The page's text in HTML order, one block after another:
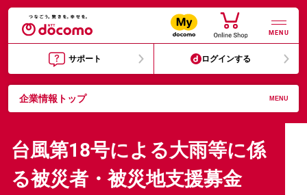
MENU
サポート ログインする
企業情報トップ MENU
台風第18号による大雨等に係
る被災者・被災地支援募金